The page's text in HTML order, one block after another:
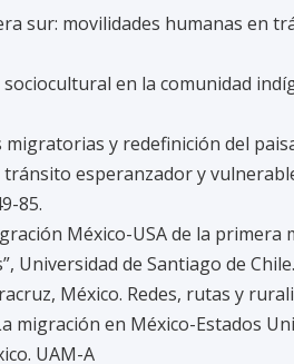
sur: movilidades humanas en
en la comunidad
y redefinición del
tránsito esperanzador y
85.
México-USA de la
Universidad de Santiago de
México. Redes, rutas y
migración en México-Estados
UAM-A